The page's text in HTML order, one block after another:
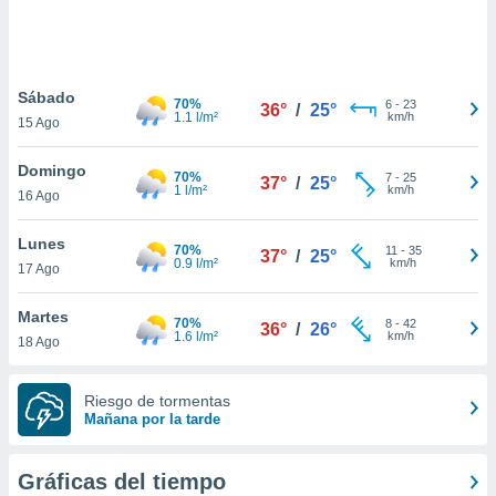
únicos
similares
como
sitio
de
posible
traten tus
en
Para
su
Sábado
15 Ago
70%
1.1 l/m²
36° / 25° 6- 23
km/h
Domingo
16 Ago
70%
1 l/m²
37° / 25° 7- 25
km/h
Lunes
17 Ago
70%
0.9 l/m²
37° / 25° 11 - 35
km/h
Martes
18 Ago
70%
1.6 l/m²
36° / 26° 8- 42
km/h
Riesgo de tormentas
Mañana por la tarde
Gráficas del tiempo